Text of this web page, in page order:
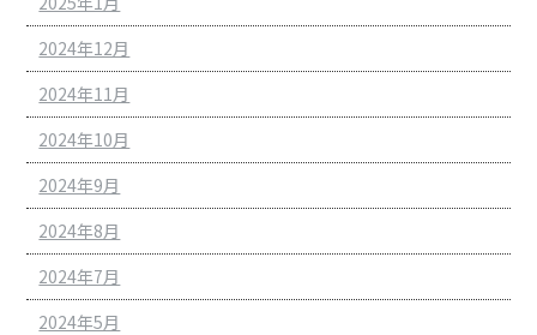
2024年12月
2024年11月
2024年10月
2024年9月
2024年8月
2024年7月
2024年5月